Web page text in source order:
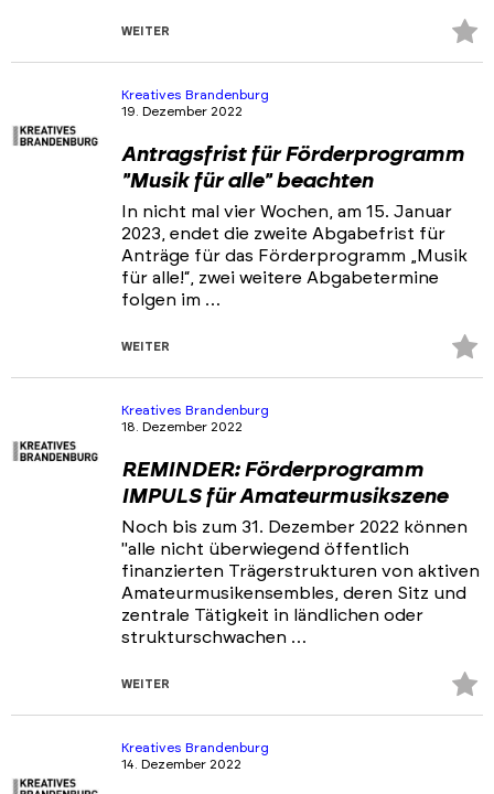
WEITER
Kreatives Brandenburg
19. Dezember 2022
Antragsfrist für Förderprogramm
"Musik für alle" beachten
In nicht mal vier Wochen, am 15. Januar
2023, endet die zweite Abgabefrist für
Anträge für das Förderprogramm „Musik
für alle!“, zwei weitere Abgabetermine
folgen im …
WEITER
Kreatives Brandenburg
18. Dezember 2022
REMINDER: Förderprogramm
IMPULS für Amateurmusikszene
Noch bis zum 31. Dezember 2022 können
"alle nicht überwiegend öffentlich
finanzierten Trägerstrukturen von aktiven
Amateurmusikensembles, deren Sitz und
zentrale Tätigkeit in ländlichen oder
strukturschwachen …
WEITER
Kreatives Brandenburg
14. Dezember 2022